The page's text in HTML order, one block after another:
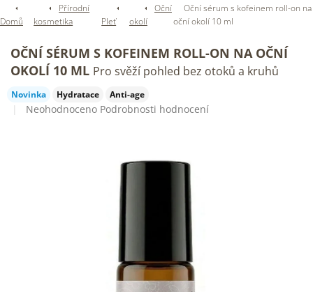
Domů
Přírodní
kosmetika
Pleť
Oční
okolí
Oční sérum s kofeinem roll-on na
oční okolí 10 ml
OČNÍ SÉRUM S KOFEINEM ROLL-ON NA OČNÍ
OKOLÍ 10 ML Pro svěží pohled bez otoků a kruhů
Novinka Hydratace Anti-age
Průměrné
Neohodnoceno Podrobnosti hodnocení